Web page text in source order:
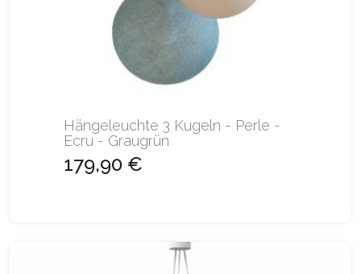
Hängeleuchte 3 Kugeln - Perle -
Ecru - Graugrün
179,90 €